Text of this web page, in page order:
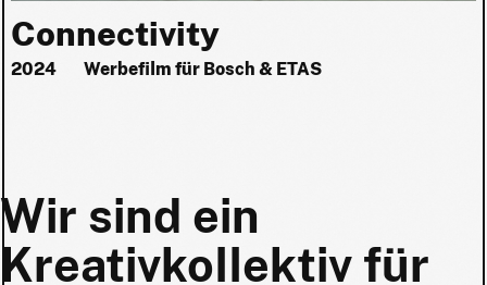
Connectivity
2024 Werbefilm für Bosch & ETAS
Wir sind ein
Kreativkollektiv für
Wir sind ein
Kreativkollektiv für